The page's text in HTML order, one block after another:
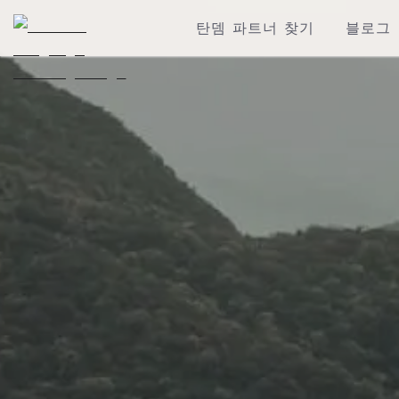
탄뎀 파트너 찾기 블로그